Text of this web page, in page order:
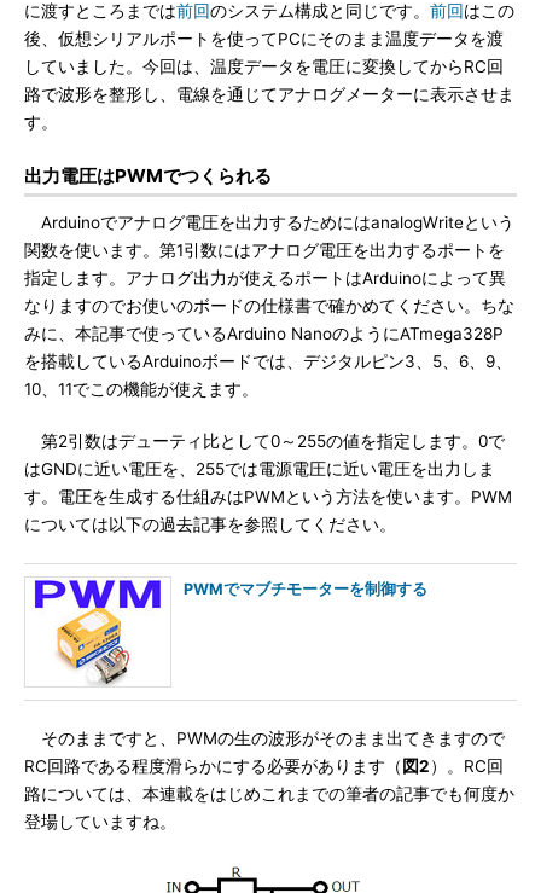
に渡すところまでは前回のシステム構成と同じです。 前回はこの
後、仮想シリアルポートを使ってPCにそのまま温度データを渡
していました。今回は、温度データを電圧に変換してからRC回
路で波形を整形し、電線を通じてアナログメーターに表示させま
す。
出力電圧はPWMでつくられる
Arduinoでアナログ電圧を出力するためにはanalogWriteという
関数を使います。第1引数にはアナログ電圧を出力するポートを
指定します。アナログ出力が使えるポートはArduinoによって異
なりますのでお使いのボードの仕様書で確かめてください。ちな
みに、本記事で使っているArduino NanoのようにATmega328P
を搭載しているArduinoボードでは、デジタルピン3、5、6、9、
10、11でこの機能が使えます。
第2引数はデューティ比として0～255の値を指定します。0で
はGNDに近い電圧を、255では電源電圧に近い電圧を出力しま
す。電圧を生成する仕組みはPWMという方法を使います。PWM
については以下の過去記事を参照してください。
PWMでマブチモーターを制御する
そのままですと、PWMの生の波形がそのまま出てきますので
RC回路である程度滑らかにする必要があります（ 図2）。RC回
路については、本連載をはじめこれまでの筆者の記事でも何度か
登場していますね。